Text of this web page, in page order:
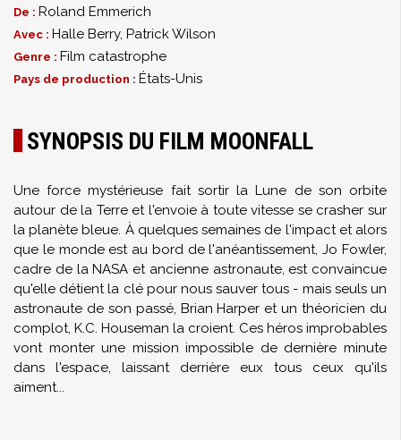
De : Roland Emmerich
Avec : Halle Berry, Patrick Wilson
Genre : Film catastrophe
Pays de production : États-Unis
SYNOPSIS DU FILM MOONFALL
Une force mystérieuse fait sortir la Lune de son orbite
autour de la Terre et l'envoie à toute vitesse se crasher sur
la planète bleue. À quelques semaines de l'impact et alors
que le monde est au bord de l'anéantissement, Jo Fowler,
cadre de la NASA et ancienne astronaute, est convaincue
qu'elle détient la clé pour nous sauver tous - mais seuls un
astronaute de son passé, Brian Harper et un théoricien du
complot, K.C. Houseman la croient. Ces héros improbables
vont monter une mission impossible de dernière minute
dans l'espace, laissant derrière eux tous ceux qu'ils
aiment...